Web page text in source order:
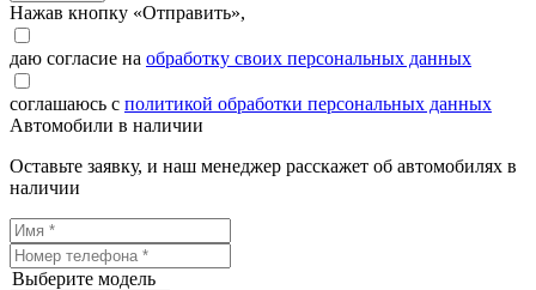
Нажав кнопку «Отправить»,
даю согласие на обработку своих персональных данных
соглашаюсь с политикой обработки персональных данных
Автомобили в наличии
Оставьте заявку, и наш менеджер расскажет об автомобилях в
наличии
Выберите модель